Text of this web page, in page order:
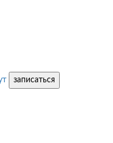
записаться